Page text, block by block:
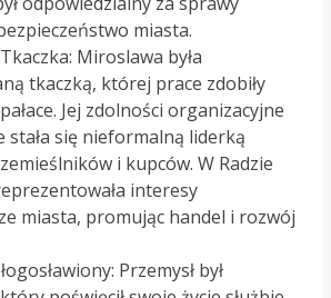
miasta.
Miroslawa była
tkaczką, której prace zdobiły
Jej zdolności organizacyjne
stała się nieformalną liderką
i kupców. W Radzie
interesy
miasta, promując handel i rozwój
Przemysł był